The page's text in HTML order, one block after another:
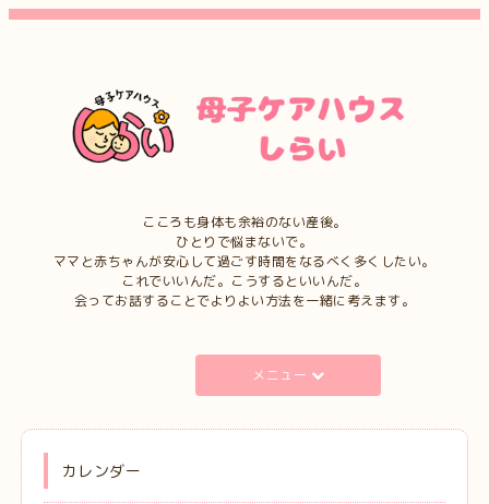
こころも身体も余裕のない産後。
ひとりで悩まないで。
ママと赤ちゃんが安心して過ごす時間をなるべく多くしたい。
これでいいんだ。こうするといいんだ。
会ってお話することでよりよい方法を一緒に考えます。
メニュー
カレンダー